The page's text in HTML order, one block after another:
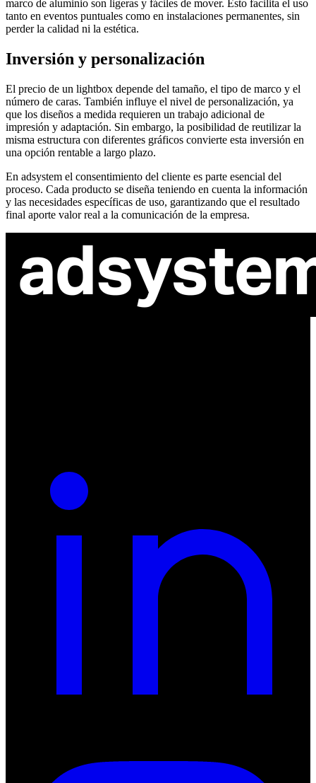
marco de aluminio son ligeras y fáciles de mover. Esto facilita el uso
tanto en eventos puntuales como en instalaciones permanentes, sin
perder la calidad ni la estética.
Inversión y personalización
El precio de un lightbox depende del tamaño, el tipo de marco y el
número de caras. También influye el nivel de personalización, ya
que los diseños a medida requieren un trabajo adicional de
impresión y adaptación. Sin embargo, la posibilidad de reutilizar la
misma estructura con diferentes gráficos convierte esta inversión en
una opción rentable a largo plazo.
En adsystem el consentimiento del cliente es parte esencial del
proceso. Cada producto se diseña teniendo en cuenta la información
y las necesidades específicas de uso, garantizando que el resultado
final aporte valor real a la comunicación de la empresa.